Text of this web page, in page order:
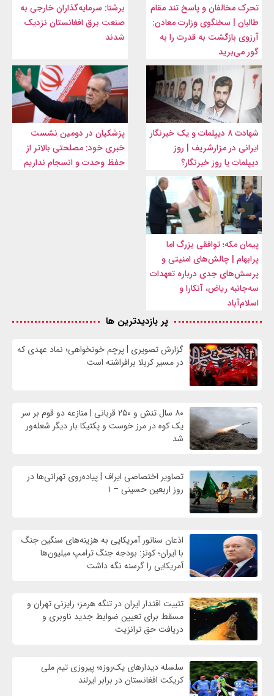
تحرک مخالفان و پاسخ تند مقام
طالبان | سخنگوی وزارت معادن:
آرزوی بازگشت به قدرت را به
گور می‌برید
برشنا: سرمایه‌گذاران خارجی به
صنعت برق افغانستان نزدیک
شدند
شهادت ۸ دیپلمات و یک خبرنگار
ایرانی در مزارشریف | روز
دیپلمات یا روز خبرنگار؟
پزشکیان در دومین نشست
خبری خود: مصلحتی بالاتر از
حفظ وحدت و انسجام نداریم
پیمان مکه؛ توافقی بزرگ اما
پرابهام | چالش‌های امنیتی و
پرسش‌های جدی درباره تعهدات
سه‌جانبه ریاض، آنکارا و
اسلام‌آباد
پر بازدیدترین ها
گزارش تصویری | پرچم خونخواهی؛ نماد عهدی که
در مسیر کربلا برافراشته است
۸۰ سال تنش و ۲۵۰ قربانی | منازعه دو قوم بر سر
یک کوه در مرز خوست و پکتیکا بار دیگر شعله‌ور
شد
تصاویر اختصاصی ایراف | پیاده‌روی تهرانی‌ها در
روز اربعین حسینی – ۱
اذعان سناتور آمریکایی به هزینه‌های سنگین جنگ
با ایران؛ کونز: بودجه جنگ ترامپ میلیون‌ها
آمریکایی را گرسنه نگه داشت
تثبیت اقتدار ایران در تنگه هرمز؛ رایزنی تهران و
مسقط برای تعیین ضوابط جدید ناوبری و
دریافت حق ترانزیت
سلسله دیدارهای یک‌روزه؛ پیروزی تیم ملی
کریکت افغانستان در برابر ایرلند